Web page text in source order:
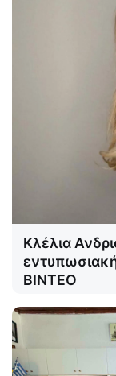
Κλέλια
ΒΙΝΤΕΟ